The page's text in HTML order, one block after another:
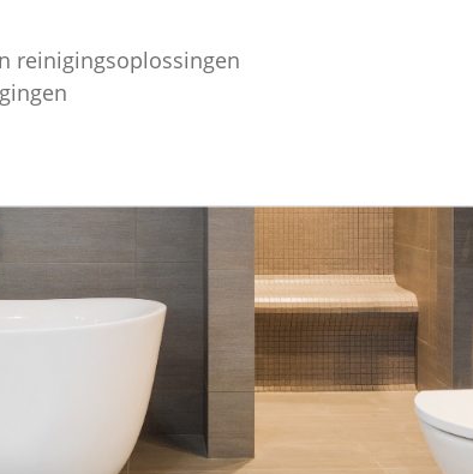
reinigingsoplossingen